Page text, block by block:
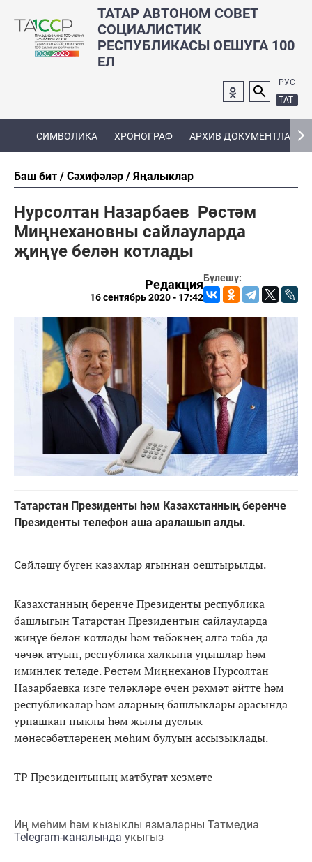
ТАТАР АВТОНОМ СОВЕТ
СОЦИАЛИСТИК
РЕСПУБЛИКАСЫ ОЕШУГА 100
ЕЛ
РУС
ТАТ
СИМВОЛИКА ХРОНОГРАФ АРХИВ ДОКУМЕНТЛАРЫ
Баш бит Сәхифәләр Яңалыклар
Нурсолтан Назарбаев Рөстәм
Миңнехановны сайлауларда
җиңүе белән котлады
Бүлешү:
Редакция
16 сентябрь 2020 - 17:42
Татарстан Президенты һәм Казахстанның беренче
Президенты телефон аша аралашып алды.
Сөйләшү бүген казахлар ягыннан оештырылды.
Казахстанның беренче Президенты республика
башлыгын Татарстан Президентын сайлауларда
җиңүе белән котлады һәм төбәкнең алга таба да
чәчәк атуын, республика халкына уңышлар һәм
иминлек теләде. Рөстәм Миңнеханов Нурсолтан
Назарбаевка изге теләкләре өчен рәхмәт әйтте һәм
республикалар һәм аларның башлыклары арасында
урнашкан ныклы һәм җылы дуслык
мөнәсәбәтләренең мөһим булуын ассызыклады.
ТР Президентының матбугат хезмәте
Иң мөһим һәм кызыклы язмаларны Татмедиа
Telegram-каналында укыгыз